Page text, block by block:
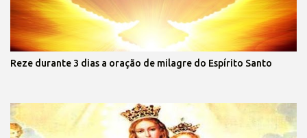
Reze durante 3 dias a oração de milagre do Espírito Santo